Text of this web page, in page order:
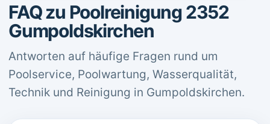
FAQ zu Poolreinigung 2352
Gumpoldskirchen
Antworten auf häufige Fragen rund um
Poolservice, Poolwartung, Wasserqualität,
Technik und Reinigung in Gumpoldskirchen.